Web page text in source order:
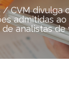
/CVM divulga
admitidas ao
analistas de